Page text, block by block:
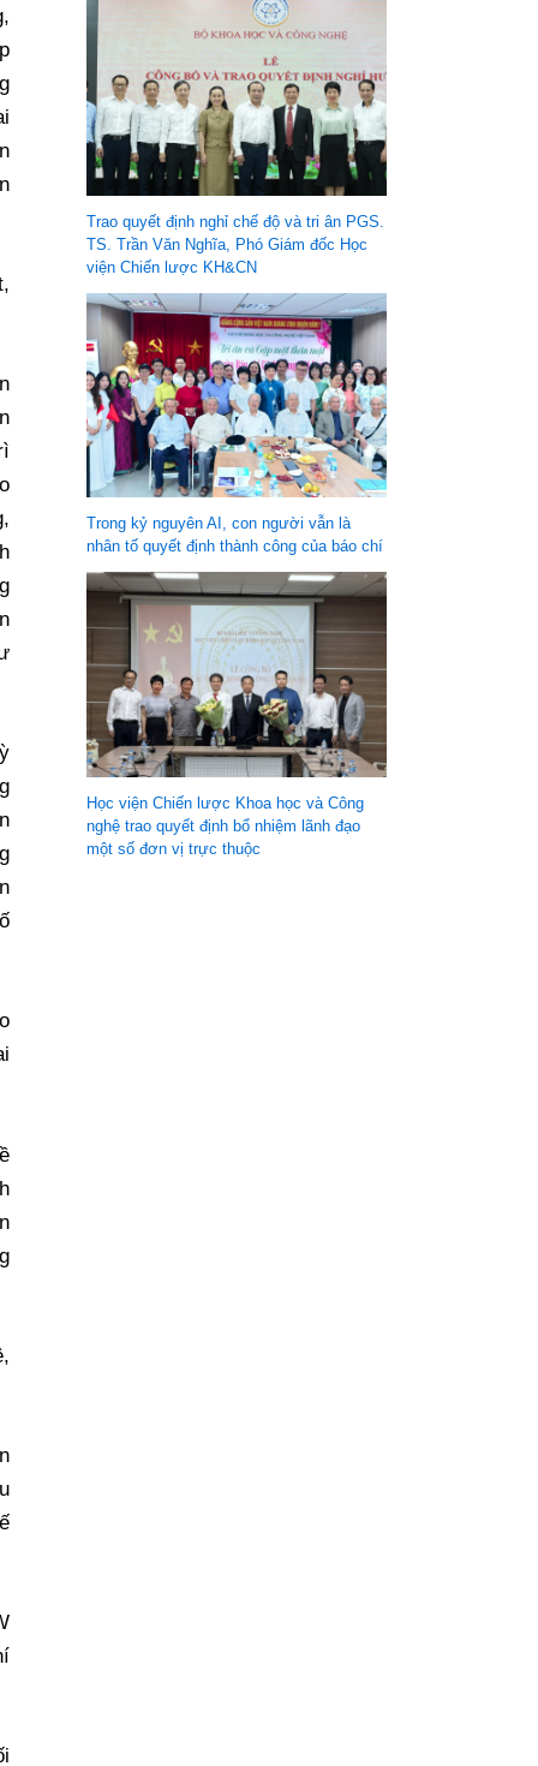
Trao quyết định nghỉ chế độ và tri ân PGS.
TS. Trần Văn Nghĩa, Phó Giám đốc Học
viện Chiến lược KH&CN
Trong kỷ nguyên AI, con người vẫn là
nhân tố quyết định thành công của báo chí
Học viện Chiến lược Khoa học và Công
nghệ trao quyết định bổ nhiệm lãnh đạo
một số đơn vị trực thuộc